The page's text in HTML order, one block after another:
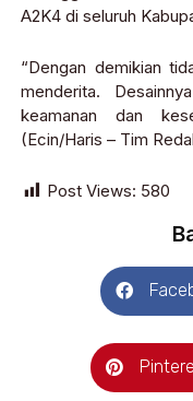
A2K4 di seluruh
“Dengan demikian
menderita.
keamanan dan
(Ecin/Haris – Tim
Post Views: 580